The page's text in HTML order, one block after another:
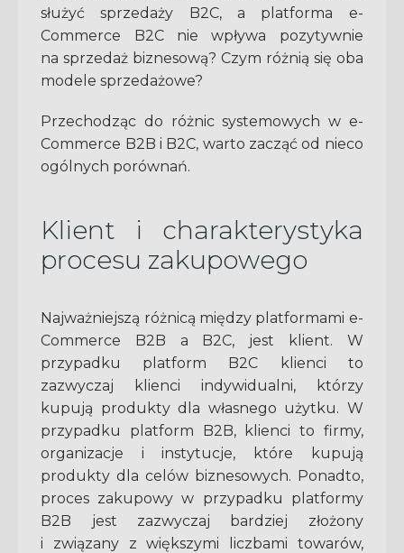
służyć sprzedaży B2C, a platforma e-
Commerce B2C nie wpływa pozytywnie
na sprzedaż biznesową? Czym różnią się oba
modele sprzedażowe?
Przechodząc do różnic systemowych w e-
Commerce B2B i B2C, warto zacząć od nieco
ogólnych porównań.
Klient i charakterystyka
procesu zakupowego
Najważniejszą różnicą między platformami e-
Commerce B2B a B2C, jest klient. W
przypadku platform B2C klienci to
zazwyczaj klienci indywidualni, którzy
kupują produkty dla własnego użytku. W
przypadku platform B2B, klienci to firmy,
organizacje i instytucje, które kupują
produkty dla celów biznesowych. Ponadto,
proces zakupowy w przypadku platformy
B2B jest zazwyczaj bardziej złożony
i związany z większymi liczbami towarów,